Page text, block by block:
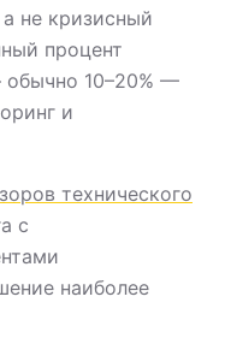
не кризисный
процент
обычно 10–20% —
и
технического
с
наиболее